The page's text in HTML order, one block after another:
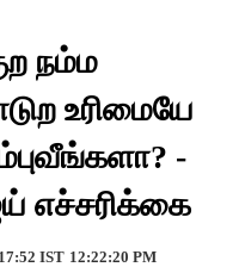
நம்ம
உரிமையே
-
எச்சரிக்கை
IST 12:22:20 PM